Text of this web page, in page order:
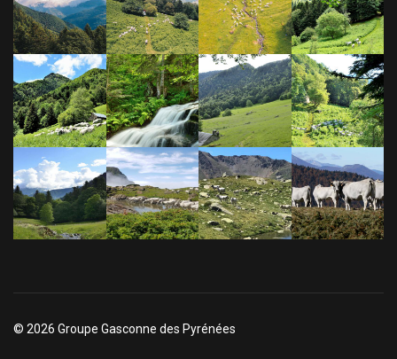
© 2026 Groupe Gasconne des Pyrénées